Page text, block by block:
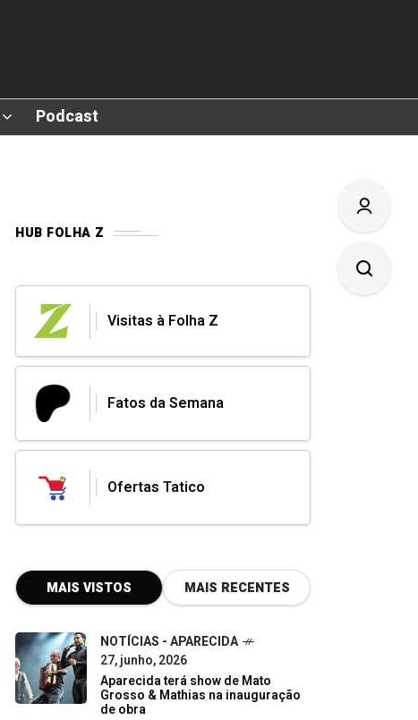
Podcast
HUB FOLHA Z
Visitas à Folha Z
Fatos da Semana
Ofertas Tatico
MAIS VISTOS MAIS RECENTES
NOTÍCIAS - APARECIDA
27, junho, 2026
Aparecida terá show de Mato
Grosso & Mathias na inauguração
de obra